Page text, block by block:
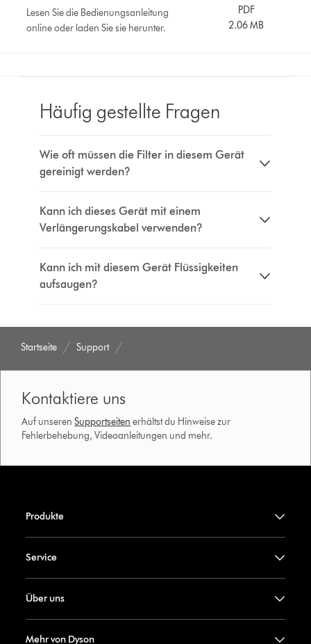
Lesen Sie die Bedienungsanleitung
online oder laden Sie sie herunter.
PDF
2.06 MB
Häufig gestellte Fragen
Wie oft müssen die Filter in diesem Gerät
gereinigt werden?
Kann ich dieses Gerät mit einem
Verlängerungskabel verwenden?
Kann ich mit diesem Gerät Flüssigkeiten
aufsaugen?
Startseite Support
Kontaktiere uns
Auf unserenSupportseiten erhältst du Hinweise zur
Fehlerbehebung, Videoanleitungen und mehr.
Produkte
Service
Über uns
Mehr von Dyson